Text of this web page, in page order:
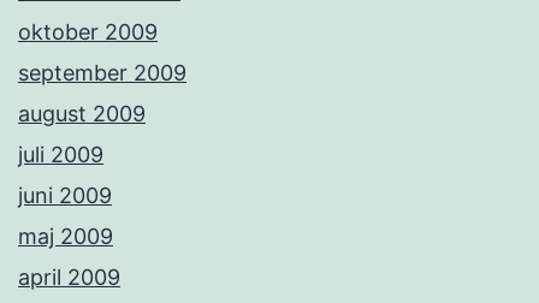
oktober 2009
september 2009
august 2009
juli 2009
juni 2009
maj 2009
april 2009